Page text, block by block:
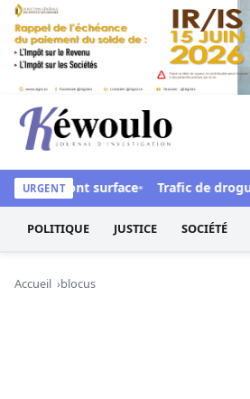
Aller au contenu
Kéwoulo, le premier site
URGENT
refont surface Trafic de
POLITIQUE JUSTICE SOCIÉTÉ
Accueil blocus